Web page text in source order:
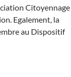
Citoyennage
Egalement, la
au Dispositif